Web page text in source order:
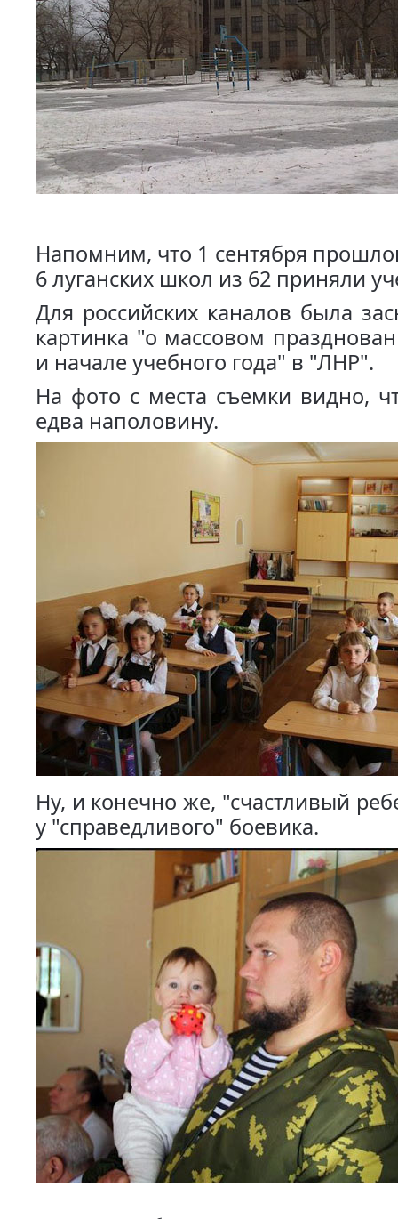
Напомним, что 1 сентября
6 луганских школ из 62 приняли
Для российских каналов была
картинка "о массовом
и начале учебного года" в "ЛНР".
На фото с места съемки видно,
едва наполовину.
Ну, и конечно же, "счастливый
у "справедливого" боевика.